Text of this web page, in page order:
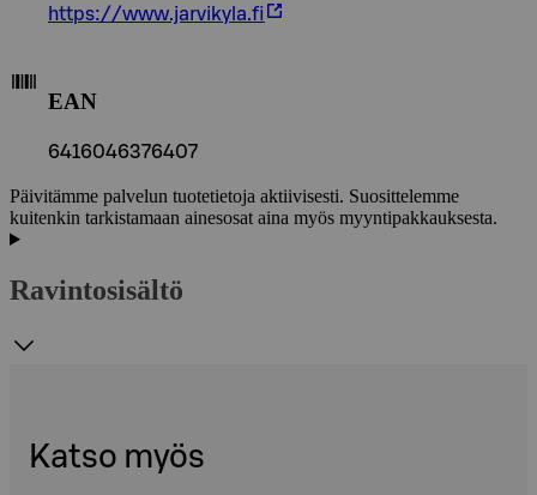
https://www.jarvikyla.fi
EAN
6416046376407
Päivitämme palvelun tuotetietoja aktiivisesti. Suosittelemme
kuitenkin tarkistamaan ainesosat aina myös myyntipakkauksesta.
Ravintosisältö
Katso myös